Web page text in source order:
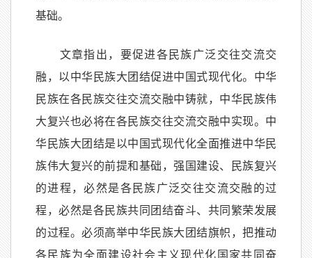
基础。
文章指出，要促进各民族广泛交往交流交
融，以中华民族大团结促进中国式现代化。中华
民族在各民族交往交流交融中铸就，中华民族伟
大复兴也必将在各民族交往交流交融中实现。中
华民族大团结是以中国式现代化全面推进中华民
族伟大复兴的前提和基础，强国建设、民族复兴
的进程，必然是各民族广泛交往交流交融的过
程，必然是各民族共同团结奋斗、共同繁荣发展
的过程。必须高举中华民族大团结旗帜，把推动
各民族为全面建设社会主义现代化国家共同奋